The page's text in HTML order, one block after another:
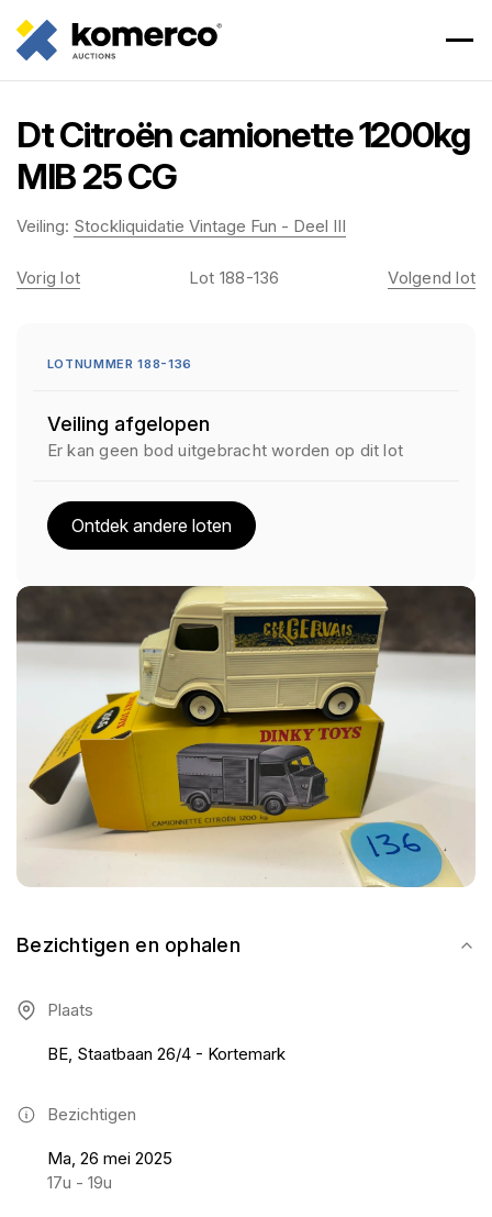
Dt Citroën camionette 1200kg
MIB 25 CG
Veiling: Stockliquidatie Vintage Fun - Deel III
Bezichtigen en ophalen
Plaats
BE, Staatbaan 26/4 - Kortemark
Bezichtigen
Ma, 26 mei 2025
17u - 19u
Vorig lot Lot 188-136 Volgend lot
LOTNUMMER 188-136
Veiling afgelopen
Er kan geen bod uitgebracht worden op dit lot
Ontdek andere loten